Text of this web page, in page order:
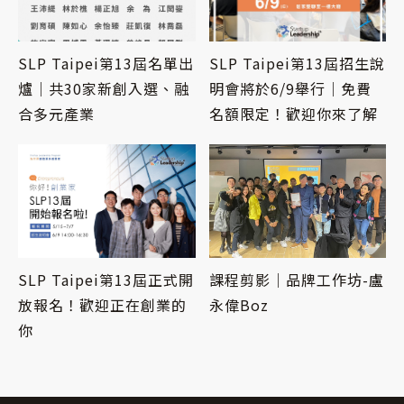
SLP Taipei第13屆名單出
爐｜共30家新創入選、融
合多元產業
SLP Taipei第13屆招生說
明會將於6/9舉行｜免費
名額限定！歡迎你來了解
SLP Taipei第13屆正式開
放報名！歡迎正在創業的
你
課程剪影｜品牌工作坊-盧
永偉Boz